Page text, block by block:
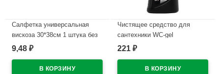
Салфетка универсальная
вискоза 30*38см 1 штука без
упаковки
9,48 ₽
Чистящее средство для
сантехники WC-gel
Professional 750мл Grass
221 ₽